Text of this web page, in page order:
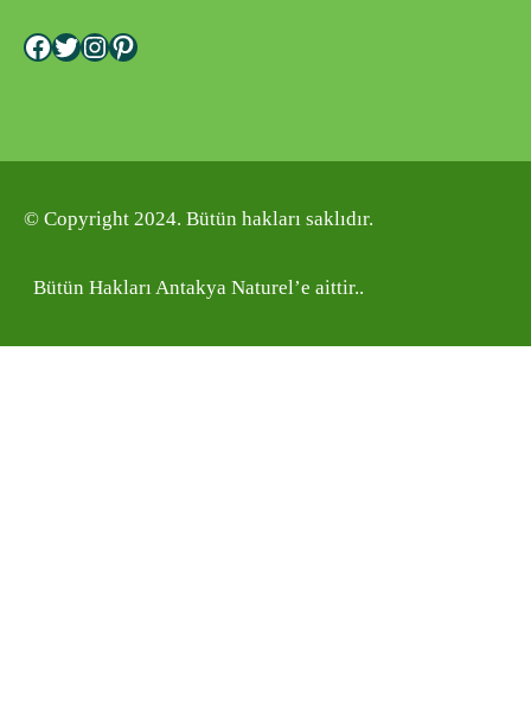
Facebook Twitter InstagramPinterest
© Copyright 2024. Bütün hakları saklıdır.
Bütün Hakları Antakya Naturel’e aittir..